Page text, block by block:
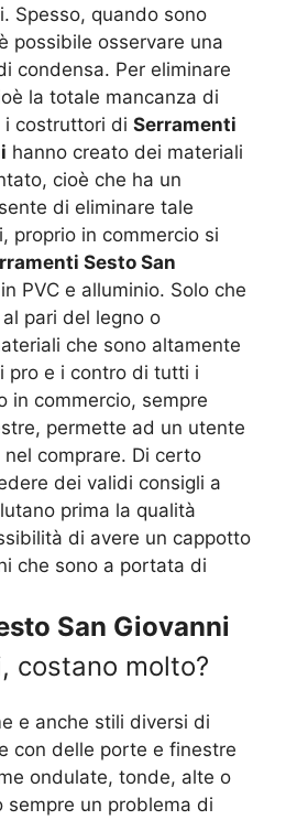
Spesso, quando sono
possibile osservare una
condensa. Per eliminare
la totale mancanza di
i costruttori di Serramenti
hanno creato dei materiali
cioè che ha un
di eliminare tale
proprio in commercio si
Sesto San
PVC e alluminio. Solo che
pari del legno o
che sono altamente
pro e i contro di tutti i
in commercio, sempre
permette ad un utente
comprare. Di certo
dei validi consigli a
prima la qualità
di avere un cappotto
che sono a portata di
San Giovanni
costano molto?
e anche stili diversi di
con delle porte e finestre
ondulate, tonde, alte o
sempre un problema di